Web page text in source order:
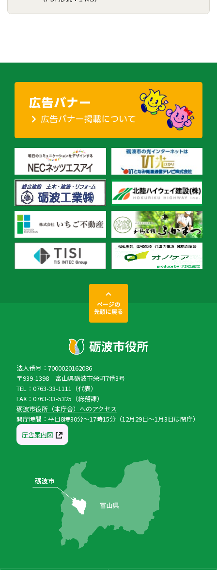
ページの
先頭に戻る
法人番号：7000020162086
〒939-1398 富山県砺波市栄町7番3号
TEL：0763-33-1111（代表）
FAX：0763-33-5325（総務課）
砺波市役所（本庁舎）へのアクセス
開庁時間：平日8時30分〜17時15分（12月29日〜1月3日は閉庁）
庁舎案内図